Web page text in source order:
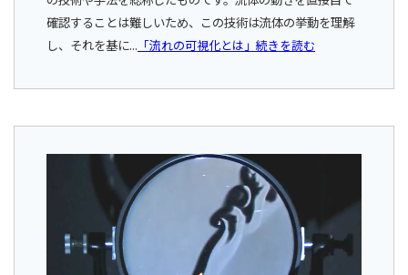
確認することは難しいため、この技術は流体の挙動を理解
し、それを基に... 「流れの可視化とは」続きを読む